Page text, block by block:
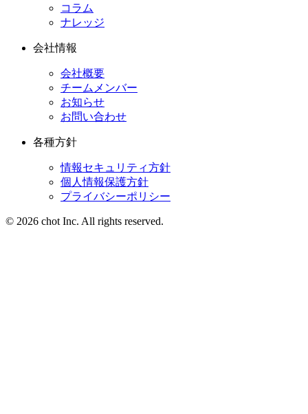
コラム
ナレッジ
会社情報
会社概要
チームメンバー
お知らせ
お問い合わせ
各種方針
情報セキュリティ方針
個人情報保護方針
プライバシーポリシー
© 2026 chot Inc. All rights reserved.